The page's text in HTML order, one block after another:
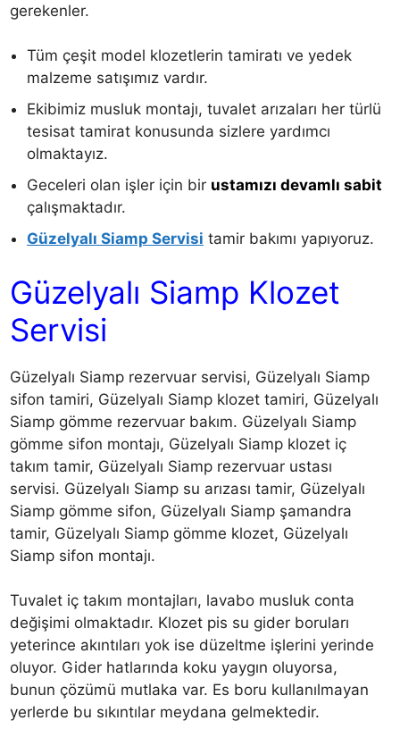
gerekenler.
Tüm çeşit model klozetlerin tamiratı ve yedek
malzeme satışımız vardır.
Ekibimiz musluk montajı, tuvalet arızaları her türlü
tesisat tamirat konusunda sizlere yardımcı
olmaktayız.
Geceleri olan işler için bir ustamızı devamlı sabit
çalışmaktadır.
Güzelyalı Siamp Servisi tamir bakımı yapıyoruz.
Güzelyalı Siamp Klozet
Servisi
Güzelyalı Siamp rezervuar servisi, Güzelyalı Siamp
sifon tamiri, Güzelyalı Siamp klozet tamiri, Güzelyalı
Siamp gömme rezervuar bakım. Güzelyalı Siamp
gömme sifon montajı, Güzelyalı Siamp klozet iç
takım tamir, Güzelyalı Siamp rezervuar ustası
servisi. Güzelyalı Siamp su arızası tamir, Güzelyalı
Siamp gömme sifon, Güzelyalı Siamp şamandra
tamir, Güzelyalı Siamp gömme klozet, Güzelyalı
Siamp sifon montajı.
Tuvalet iç takım montajları, lavabo musluk conta
değişimi olmaktadır. Klozet pis su gider boruları
yeterince akıntıları yok ise düzeltme işlerini yerinde
oluyor. Gider hatlarında koku yaygın oluyorsa,
bunun çözümü mutlaka var. Es boru kullanılmayan
yerlerde bu sıkıntılar meydana gelmektedir.